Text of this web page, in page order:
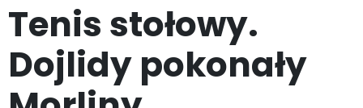
Tenis stołowy.
Dojlidy pokonały